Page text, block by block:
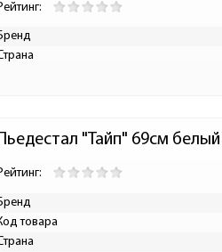
"Тайп" 69см
товара